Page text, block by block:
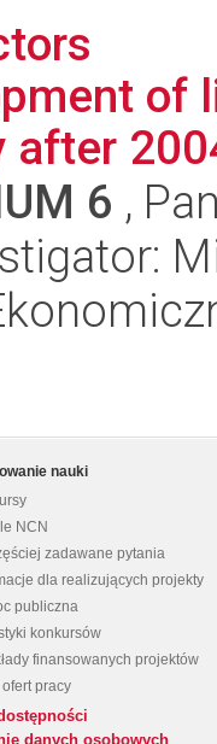
of
after
6 ,
nauki
NCN
zadawane pytania
dla realizujących projekty
publiczna
konkursów
finansowanych projektów
ofert pracy
danych osobowych